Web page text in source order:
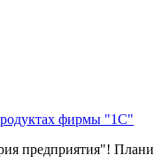
фирмы "1С"
предприятия"!